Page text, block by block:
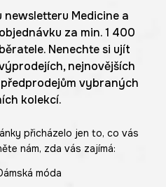
newsletteru Medicine a
za min. 1 400
Nenechte si ujít
nejnovějších
vybraných
kolekcí.
přicházelo jen to, co vás
nám, zda vás zajímá:
móda